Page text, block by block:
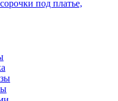
под платье,